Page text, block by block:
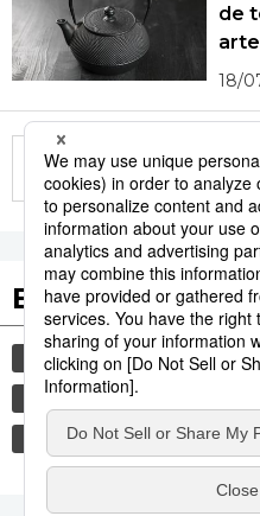
de
18/
More in
Etiquetas
cultura gastronomía
sociedad
tradiciones
genkan